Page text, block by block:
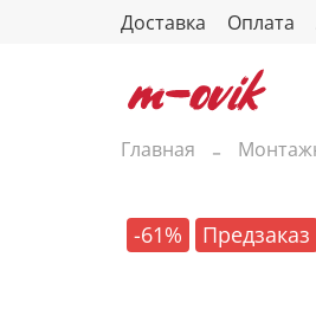
Доставка Оплата
Главная
-61% Предзаказ